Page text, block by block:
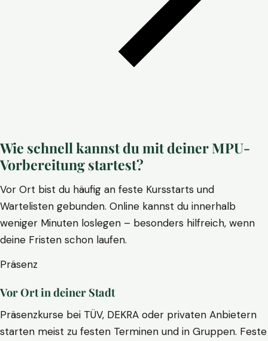
Wie schnell kannst du mit deiner MPU-
Vorbereitung startest?
Vor Ort bist du häufig an feste Kursstarts und
Wartelisten gebunden. Online kannst du innerhalb
weniger Minuten loslegen – besonders hilfreich, wenn
deine Fristen schon laufen.
Präsenz
Vor Ort in deiner Stadt
Präsenzkurse bei TÜV, DEKRA oder privaten Anbietern
starten meist zu festen Terminen und in Gruppen. Feste